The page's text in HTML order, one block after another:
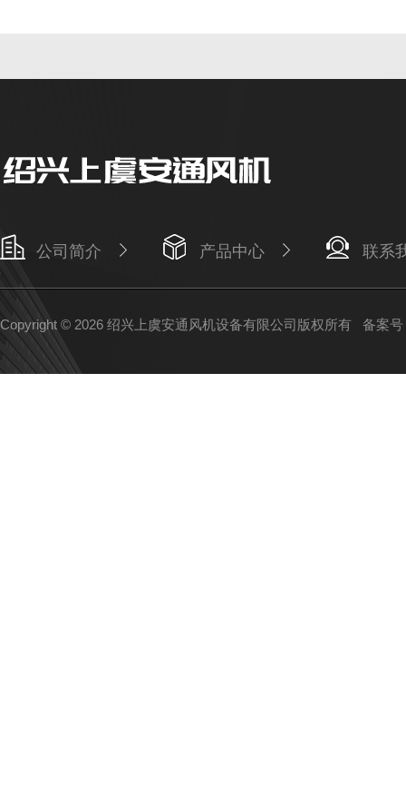
公司简介 产品中心 联系
Copyright © 2026 绍兴上虞安通风机设备有限公司版权所有 备案号